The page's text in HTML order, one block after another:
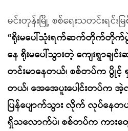
မင်းတုန်းမြို့ စစ်ရေးသတင်းရင်း
“ရိုးမပေါ်သုံးရက်ဆက်တိုက်တိုက်ပွဲ
နေ ရိုးမပေါ်သွားတဲ့ ကျေးရွာချ
တင်းမာနေတယ်၊ စစ်တပ်က ပွိုင့် ရှ
တယ်၊ အေအေပူးပေါင်းတပ်က
ပြန်ပျောက်သွား လိုက် လုပ်နေ
ရှိသလောက်ပဲ၊ စစ်တပ်က ကား